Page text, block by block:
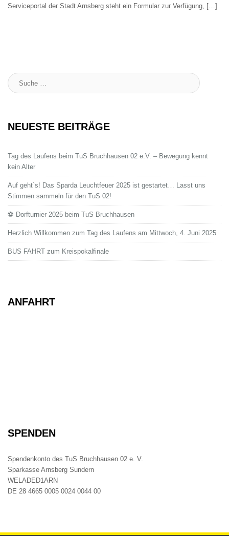
Serviceportal der Stadt Arnsberg steht ein Formular zur Verfügung, […]
Suche
:
NEUESTE BEITRÄGE
Tag des Laufens beim TuS Bruchhausen 02 e.V. – Bewegung kennt
kein Alter
Auf geht`s! Das Sparda Leuchtfeuer 2025 ist gestartet… Lasst uns
Stimmen sammeln für den TuS 02!
⚽ Dorfturnier 2025 beim TuS Bruchhausen
Herzlich Willkommen zum Tag des Laufens am Mittwoch, 4. Juni 2025
BUS FAHRT zum Kreispokalfinale
ANFAHRT
SPENDEN
Spendenkonto des TuS Bruchhausen 02 e. V.
Sparkasse Arnsberg Sundern
WELADED1ARN
DE 28 4665 0005 0024 0044 00